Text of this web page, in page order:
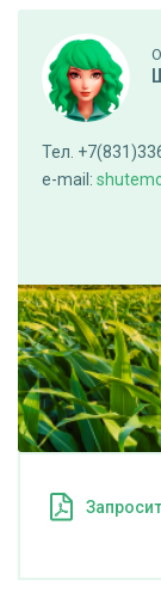
Тел.
e-mail: